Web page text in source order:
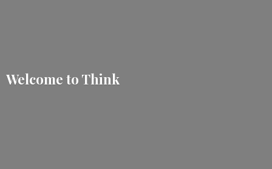
Welcome to Think